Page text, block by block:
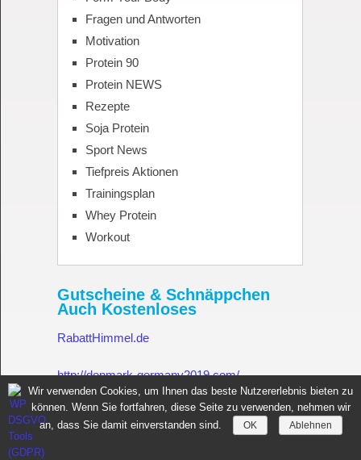
Fragen und Antworten
Motivation
Protein 90
Protein NEWS
Rezepte
Soja Protein
Sport News
Tiefpreis Aktionen
Trainingsplan
Whey Protein
Workout
Gutscheine & Schnäppchen
Auch Kostenloses
RabattHimmel.de
http://denmark-germany2019.com/
Gutschein.Rabatthimmel.de
Wir verwenden Cookies, um Ihnen das beste Nutzererlebnis bieten zu
können. Wenn Sie fortfahren, diese Seite zu verwenden, nehmen wir
an, dass Sie damit einverstanden sind.
OK Ablehnen